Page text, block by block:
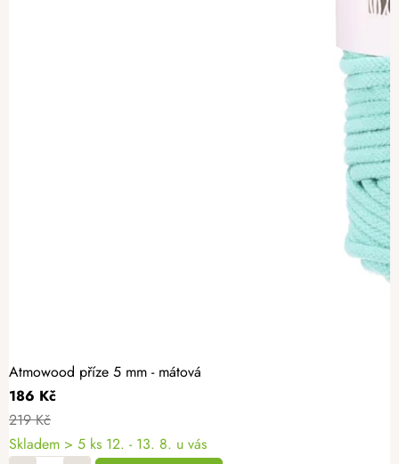
Atmowood příze 5 mm - mátová
186 Kč
219 Kč
Skladem > 5 ks 12. - 13. 8. u vás